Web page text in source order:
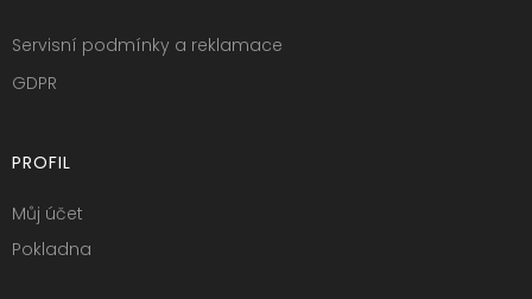
Servisní podmínky a reklamace
GDPR
PROFIL
Můj účet
Pokladna